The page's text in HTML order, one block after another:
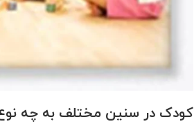
کودک در سنین مختلف به چه نوع